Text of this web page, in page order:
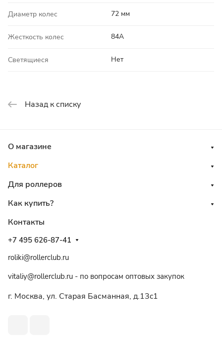
Диаметр колес 72 мм
Жесткость колес 84A
Светящиеся Нет
Назад к списку
О магазине
Каталог
Для роллеров
Как купить?
Контакты
+7 495 626-87-41
roliki@rollerclub.ru
vitaliy@rollerclub.ru - по вопросам оптовых закупок
г. Москва, ул. Старая Басманная, д.13c1